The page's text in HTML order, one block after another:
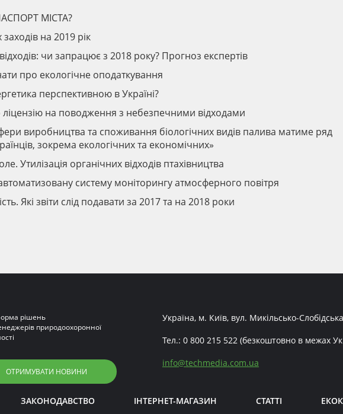
МІСТА?
на 2019 рік
чи запрацює з 2018 року? Прогноз експертів
про екологічне оподаткування
перспективною в Україні?
на поводження з небезпечними відходами
виробництва та споживання біологічних видів палива матиме ряд
зокрема екологічних та економічних»
Утилізація органічних відходів птахівництва
автоматизовану систему моніторингу атмосферного повітря
Які звіти слід подавати за 2017 та на 2018 роки
рішень
природоохоронної
ОТРИМУВАТИ НОВИНИ
Україна, м. Київ, вул. Микільсько-
Тел.: 0 800 215 522 (безкоштовно в межах
info@techmedia.com.ua
ЗАКОНОДАВСТВО ІНТЕРНЕТ-МАГАЗИН СТАТТІ